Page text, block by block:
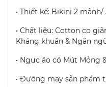
• Thiết kế: Bikini 2
• Chất liệu: Cotton co
Kháng khuẩn & Ngăn
• Ngực áo có Mút Mỏng
• Đường may sản phẩm